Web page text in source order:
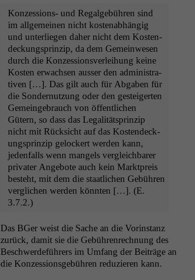
Konzes­sions- und Regal­ge­bühren sind
im all­ge­meinen nicht kosten­ab­hängig
und unter­liegen daher nicht dem Kos­ten­
deck­ung­sprinzip, da dem Gemein­we­sen
durch die Konzes­sionsver­lei­hung keine
Kosten erwach­sen auss­er den admin­is­tra­
tiv­en […]. Das gilt auch für Abgaben für
die Son­der­nutzung oder den gesteigerten
Gemeinge­brauch von öffentlichen
Gütern, so dass das Legal­ität­sprinzip
nicht mit Rück­sicht auf das Kos­ten­deck­
ung­sprinzip gelock­ert wer­den kann,
jeden­falls wenn man­gels ver­gle­ich­bar­er
pri­vater Ange­bote auch kein Mark­t­preis
beste­ht, mit dem die staatlichen Gebühren
ver­glichen wer­den kön­nten […]. (E.
3.7.2.)
Das BGer weist die Sache an die Vorin­stanz
zurück, damit sie die Gebühren­rech­nung des
Beschw­erde­führers im Umfang der Beiträge an
die Konzes­sion­s­ge­bühren reduzieren kann.